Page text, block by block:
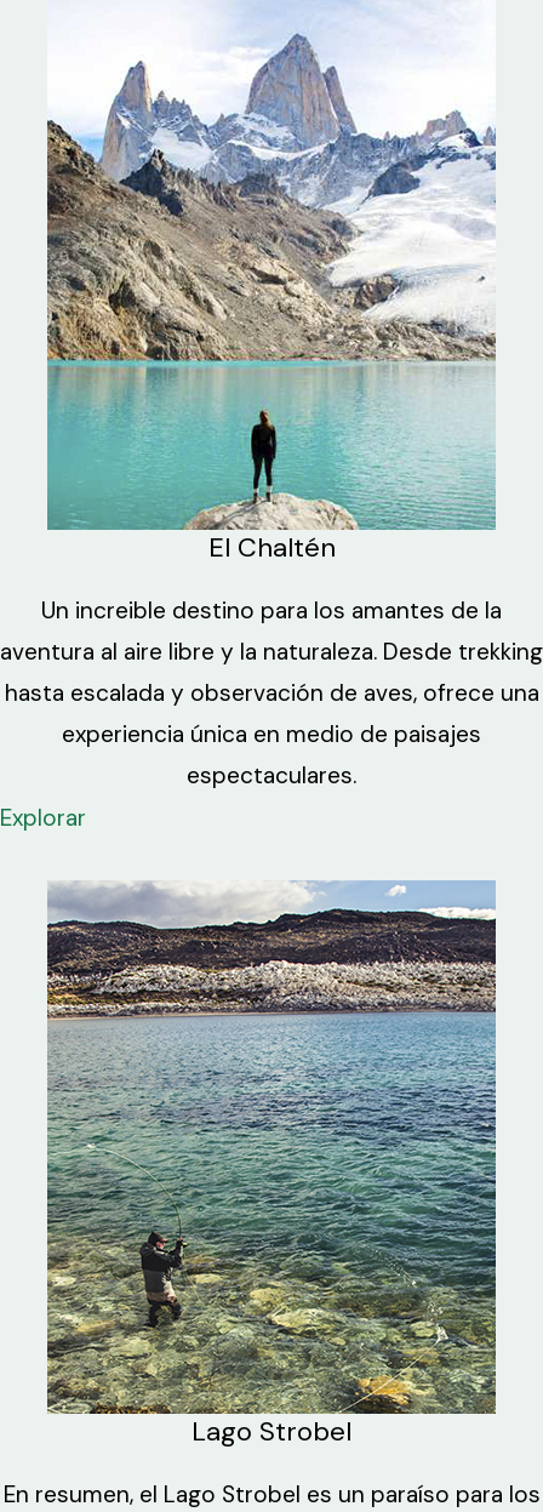
El Chaltén
Un increible destino para los amantes de la
aventura al aire libre y la naturaleza. Desde trekking
hasta escalada y observación de aves, ofrece una
experiencia única en medio de paisajes
espectaculares.
Explorar
Lago Strobel
En resumen, el Lago Strobel es un paraíso para los